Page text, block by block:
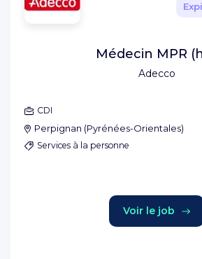
Adecco
Médecin MPR
CDI
Perpignan (Pyrénées-Orientales)
Services à la personne
Voir le job